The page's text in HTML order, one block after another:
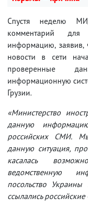
Спустя неделю
комментарий
информацию, заявив,
новости в сети
проверенные
информационную
Грузии.
«Министерство
данную
российских СМИ.
данную ситуация,
касалась
ведомственную
посольство
ссылались